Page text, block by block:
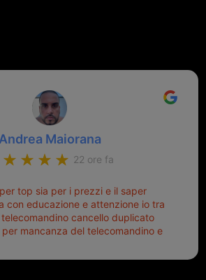
Maiorana
22 ore fa
top sia per i prezzi e il saper
con educazione e attenzione io tra
cancello duplicato
mancanza del telecomandino e
de ostia e poi il prorietario il signor